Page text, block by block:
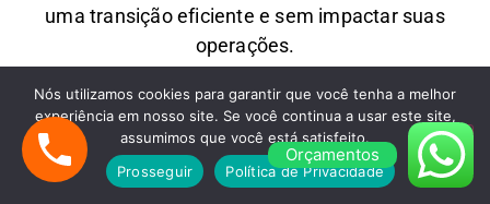
uma transição eficiente e sem impactar suas
operações.
Fretes em São Paulo
Precisa deFretes Rápidos emRepública
com
qualidade e economia? Nós transportamos
móveis, eletrodomésticos, caixas diversas e
Orçamentos
Nós utilizamos cookies para garantir que você tenha a melhor
experiência em nosso site. Se você continua a usar este site,
assumimos que você está satisfeito.
Prosseguir
Política de Privacidade